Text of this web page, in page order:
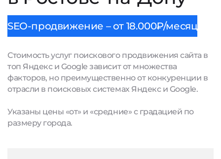
SEO-продвижение – от 18.000₽/месяц
Стоимость услуг поискового продвижения сайта в
топ Яндекс и Google зависит от множества
факторов, но преимущественно от конкуренции в
отрасли в поисковых системах Яндекс и Google.
Указаны цены «от» и «средние» с градацией по
размеру города.